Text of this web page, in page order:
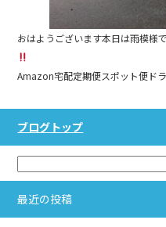
おはようございます本日は雨模様
Amazon宅配定期便スポット便ド
ブログトップ
最近の投稿